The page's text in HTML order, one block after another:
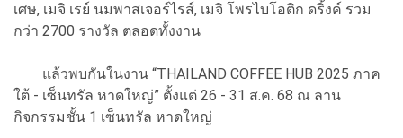
เศษ, เมจิ เรย์ นมพาสเจอร์ไรส์, เมจิ โพรไบโอติก ดริ้งค์ รวม
กว่า 2700 รางวัล ตลอดทั้งงาน
แล้วพบกันในงาน “THAILAND COFFEE HUB 2025 ภาค
ใต้ - เซ็นทรัล หาดใหญ่” ตั้งแต่ 26 - 31 ส.ค. 68 ณ ลาน
กิจกรรมชั้น 1 เซ็นทรัล หาดใหญ่